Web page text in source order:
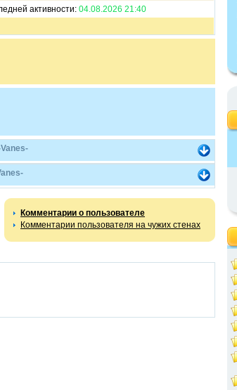
активности: 04.08.2026 21:40
Комментарии о пользователе
Комментарии пользователя на чужих стенах